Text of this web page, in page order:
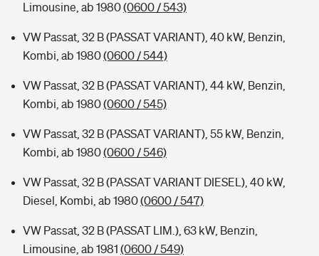
Limousine, ab 1980(0600 / 543)
VW Passat, 32 B (PASSAT VARIANT), 40 kW, Benzin,
Kombi, ab 1980(0600 / 544)
VW Passat, 32 B (PASSAT VARIANT), 44 kW, Benzin,
Kombi, ab 1980(0600 / 545)
VW Passat, 32 B (PASSAT VARIANT), 55 kW, Benzin,
Kombi, ab 1980(0600 / 546)
VW Passat, 32 B (PASSAT VARIANT DIESEL), 40 kW,
Diesel, Kombi, ab 1980(0600 / 547)
VW Passat, 32 B (PASSAT LIM.), 63 kW, Benzin,
Limousine, ab 1981 (0600 / 549)